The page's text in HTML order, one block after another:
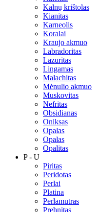
Kalnų krištolas
Kianitas
Karneolis
Koralai
Kraujo akmuo
Labradoritas
Lazuritas
Lingamas
Malachitas
Mėnulio akmuo
Muskovitas
Nefritas
Obsidianas
Oniksas
Opalas
Opalas
Opalitas
P - U
Piritas
Peridotas
Perlai
Platina
Perlamutras
Prehnitas